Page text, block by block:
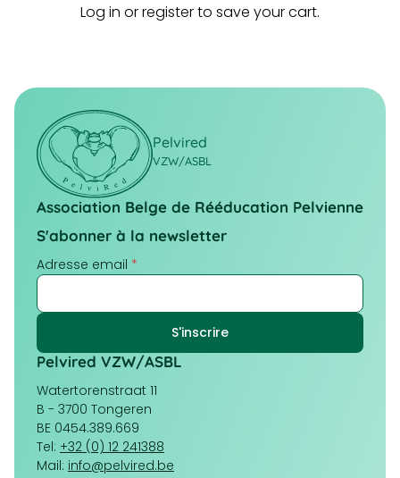
Log in or register to save your cart.
Pelvired
VZW/ASBL
Association Belge de Rééducation Pelvienne
S'abonner à la newsletter
Adresse email *
Pelvired VZW/ASBL
Watertorenstraat 11
B - 3700 Tongeren
BE 0454.389.669
Tel: +32 (0) 12 241388
Mail: info@pelvired.be